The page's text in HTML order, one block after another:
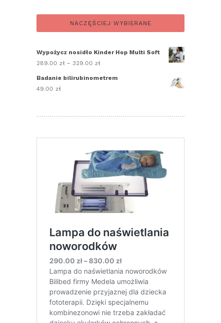
NACZĘŚCIEJ WYBIERANE
Wypożycz nosidło Kinder Hop Multi Soft
289.00 zł – 329.00 zł
329.00 zł
Badanie bilirubinometrem
49.00 zł